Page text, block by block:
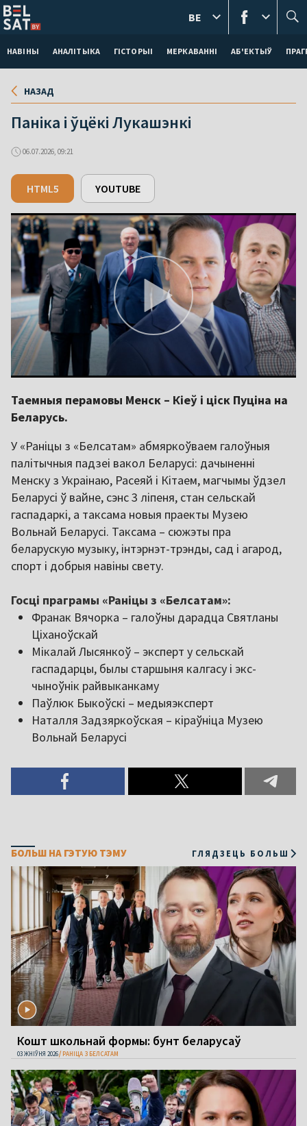
НАВІНЫ АНАЛІТЫКА ГІСТОРЫІ МЕРКАВАННI АБ'ЕКТЫЎ
BE
НАЗАД
Паніка і ўцёкі Лукашэнкі
06.07.2026, 09:21
HTML5 YOUTUBE
Таемныя перамовы Менск – Кіеў і ціск Пуціна на
Беларусь.
У «Раніцы з «Белсатам» абмяркоўваем галоўныя
палітычныя падзеі вакол Беларусі: дачыненні
Менску з Украінаю, Расеяй і Кітаем, магчымы ўдзел
Беларусі ў вайне, сэнс 3 ліпеня, стан сельскай
гаспадаркі, а таксама новыя праекты Музею
Вольнай Беларусі. Таксама – сюжэты пра
беларускую музыку, інтэрнэт-трэнды, сад і агарод,
спорт і добрыя навіны свету.
Госці праграмы «Раніцы з «Белсатам»:
Франак Вячорка – галоўны дарадца Святланы
Ціханоўскай
Мікалай Лысянкоў – эксперт у сельскай
гаспадарцы, былы старшыня калгасу і экс-
чыноўнік райвыканкаму
Паўлюк Быкоўскі – медыяэксперт
Наталля Задзяркоўская – кіраўніца Музею
Вольнай Беларусі
БОЛЬШ НА ГЭТУЮ ТЭМУ ГЛЯДЗЕЦЬ БОЛЬШ
Кошт школьнай формы: бунт беларусаў
03 ЖНІЎНЯ 2026 РАНІЦА З БЕЛСАТАМ